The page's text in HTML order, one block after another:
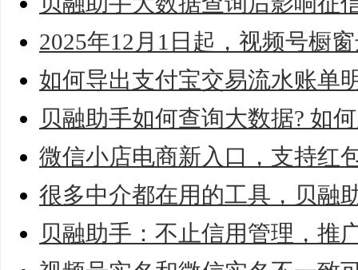
2025年12月1日起，视频号橱
如何导出支付宝交易流水账单
贝融助手如何查询大数据? 如
微信小店电商新入口，支持红
很多中介都在用的工具，贝融
贝融助手：不止信用管理，推